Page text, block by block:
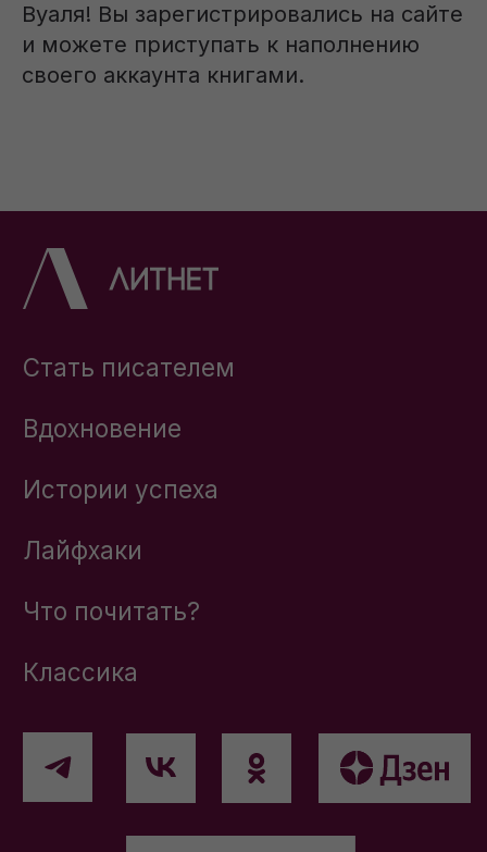
Вуаля! Вы зарегистрировались на сайте
и можете приступать к наполнению
своего аккаунта книгами.